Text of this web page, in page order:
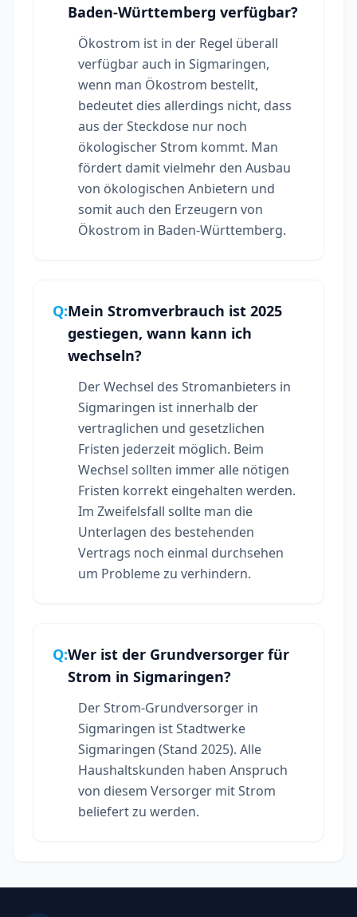
Baden-Württemberg verfügbar?
Ökostrom ist in der Regel überall
verfügbar auch in Sigmaringen,
wenn man Ökostrom bestellt,
bedeutet dies allerdings nicht, dass
aus der Steckdose nur noch
ökologischer Strom kommt. Man
fördert damit vielmehr den Ausbau
von ökologischen Anbietern und
somit auch den Erzeugern von
Ökostrom in Baden-Württemberg.
Q:Mein Stromverbrauch ist 2025
gestiegen, wann kann ich
wechseln?
Der Wechsel des Stromanbieters in
Sigmaringen ist innerhalb der
vertraglichen und gesetzlichen
Fristen jederzeit möglich. Beim
Wechsel sollten immer alle nötigen
Fristen korrekt eingehalten werden.
Im Zweifelsfall sollte man die
Unterlagen des bestehenden
Vertrags noch einmal durchsehen
um Probleme zu verhindern.
Q:Wer ist der Grundversorger für
Strom in Sigmaringen?
Der Strom-Grundversorger in
Sigmaringen ist Stadtwerke
Sigmaringen (Stand 2025). Alle
Haushaltskunden haben Anspruch
von diesem Versorger mit Strom
beliefert zu werden.